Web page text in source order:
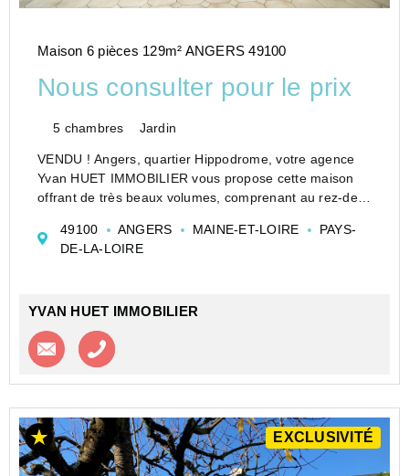
Maison 6 pièces 129m² ANGERS 49100
Nous consulter pour le prix
5 chambres Jardin
VENDU ! Angers, quartier Hippodrome, votre agence
Yvan HUET IMMOBILIER vous propose cette maison
offrant de très beaux volumes, comprenant au rez-de-
cheminée, cuisine indépendante donnant sur terrasse,
3 chambres, s...
49100 ANGERS MAINE-ET-LOIRE
PAYS-
DE-LA-LOIRE
YVAN HUET IMMOBILIER
Contacter l'agence
EXCLUSIVITÉ